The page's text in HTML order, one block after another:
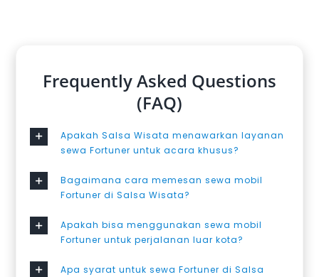
Frequently Asked Questions
(FAQ)
Apakah Salsa Wisata menawarkan layanan
sewa Fortuner untuk acara khusus?
Bagaimana cara memesan sewa mobil
Fortuner di Salsa Wisata?
Apakah bisa menggunakan sewa mobil
Fortuner untuk perjalanan luar kota?
Apa syarat untuk sewa Fortuner di Salsa